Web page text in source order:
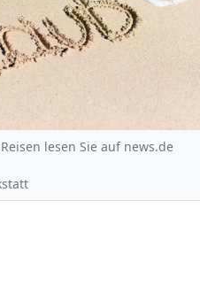
lesen Sie auf news.de